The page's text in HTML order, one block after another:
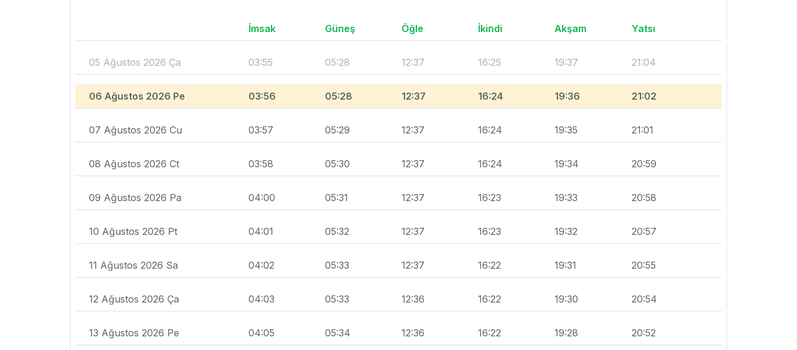
İmsak Güneş Öğle İkindi Akşam Yatsı
05 Ağustos 2026 Ça 03:55 05:28 12:37 16:25 19:37 21:04
06 Ağustos 2026 Pe 03:56 05:28 12:37 16:24 19:36 21:02
07 Ağustos 2026 Cu 03:57 05:29 12:37 16:24 19:35 21:01
08 Ağustos 2026 Ct 03:58 05:30 12:37 16:24 19:34 20:59
09 Ağustos 2026 Pa 04:00 05:31 12:37 16:23 19:33 20:58
10 Ağustos 2026 Pt 04:01 05:32 12:37 16:23 19:32 20:57
11 Ağustos 2026 Sa 04:02 05:33 12:37 16:22 19:31 20:55
12 Ağustos 2026 Ça 04:03 05:33 12:36 16:22 19:30 20:54
13 Ağustos 2026 Pe 04:05 05:34 12:36 16:22 19:28 20:52